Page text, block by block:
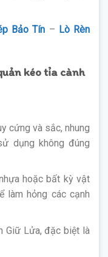
Bảo Tín – Lò Rèn
kéo tỉa cành
cứng và sắc, nhung
dụng không đúng
hoặc bất kỳ vật
làm hỏng các cạnh
Giữ Lửa, đặc biệt là